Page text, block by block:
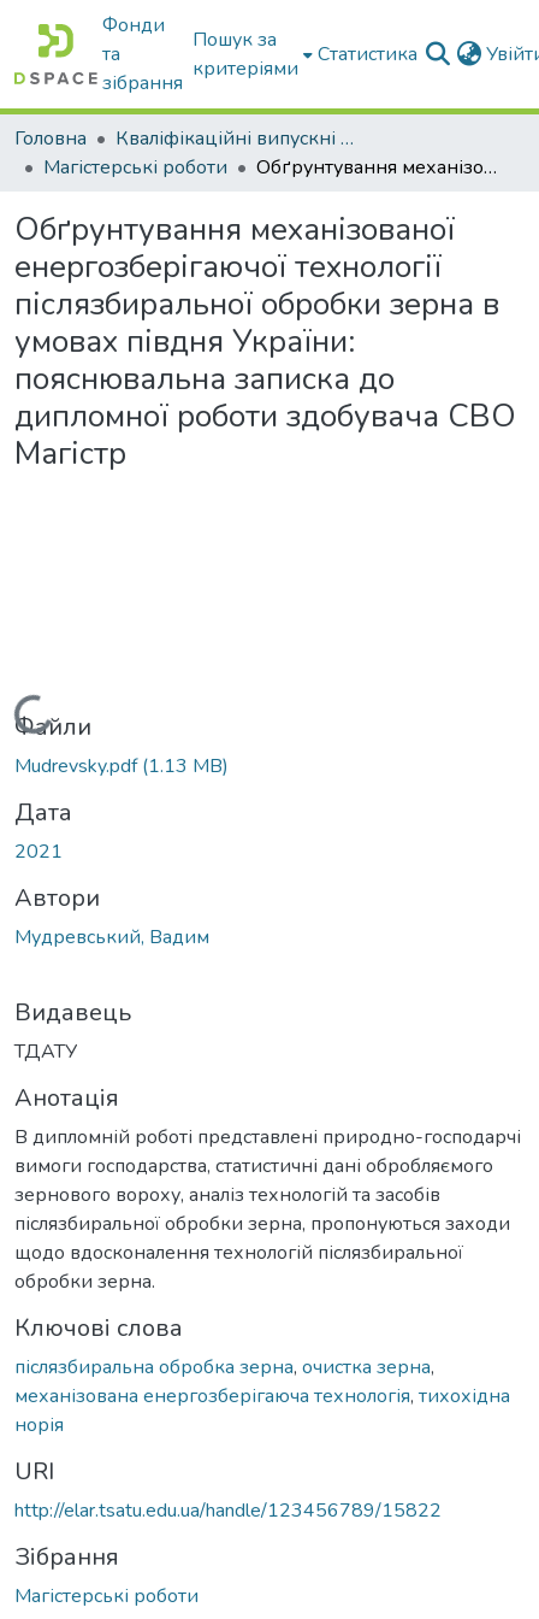
Фонди
та
зібрання
Пошук за
критеріями
Статистика
Головна
Кваліфікаційні випускні роботи бакалаврів і магістрів
Магістерські роботи
Обґрунтування механізованої енергозберігаючої технології післязбиральної обробки зерна в умовах півдня України: пояснювальна записка до дипломної роботи здобувача СВО Магістр
Обґрунтування механізованої
енергозберігаючої технології
післязбиральної обробки зерна в
умовах півдня України:
пояснювальна записка до
дипломної роботи здобувача СВО
Магістр
Вантажиться...
Файли
Mudrevsky.pdf(1.13 MB)
Дата
2021
Автори
Мудревський, Вадим
Видавець
ТДАТУ
Анотація
В дипломній роботі представлені природно-господарчі
вимоги господарства, статистичні дані обробляємого
зернового вороху, аналіз технологій та засобів
післязбиральної обробки зерна, пропонуються заходи
щодо вдосконалення технологій післязбиральної
обробки зерна.
Ключові слова
післязбиральна обробка зерна, очистка зерна,
механізована енергозберігаюча технологія, тихохідна
норія
URI
http://elar.tsatu.edu.ua/handle/123456789/15822
Зібрання
Магістерські роботи